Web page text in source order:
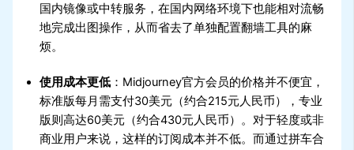
国内镜像或中转服务，在国内网络环境下也能相对流畅
地完成出图操作，从而省去了单独配置翻墙工具的麻
烦。
使用成本更低 ：Midjourney官方会员的价格并不便宜，
标准版每月需支付30美元（约合215元人民币），专业
版则高达60美元（约合430元人民币）。对于轻度或非
商业用户来说，这样的订阅成本并不低。而通过拼车合